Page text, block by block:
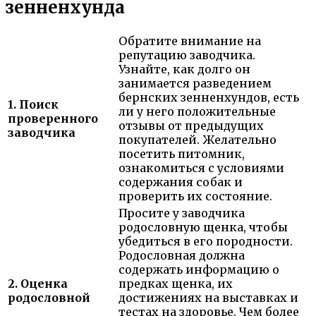
зенненхунда
1. Поиск
проверенного
заводчика
Обратите внимание на
репутацию заводчика.
Узнайте, как долго он
занимается разведением
бернских зенненхундов, есть
ли у него положительные
отзывы от предыдущих
покупателей. Желательно
посетить питомник,
ознакомиться с условиями
содержания собак и
проверить их состояние.
2. Оценка
родословной
Просите у заводчика
родословную щенка, чтобы
убедиться в его породности.
Родословная должна
содержать информацию о
предках щенка, их
достижениях на выставках и
тестах на здоровье. Чем более